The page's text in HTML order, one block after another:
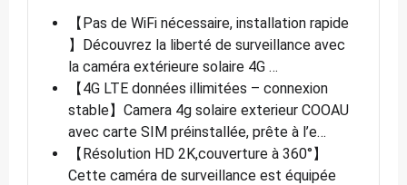
【Pas de WiFi nécessaire, installation rapide
】Découvrez la liberté de surveillance avec
la caméra extérieure solaire 4G …
【4G LTE données illimitées – connexion
stable】Camera 4g solaire exterieur COOAU
avec carte SIM préinstallée, prête à l’e…
【Résolution HD 2K,couverture à 360°】
Cette caméra de surveillance est équipée